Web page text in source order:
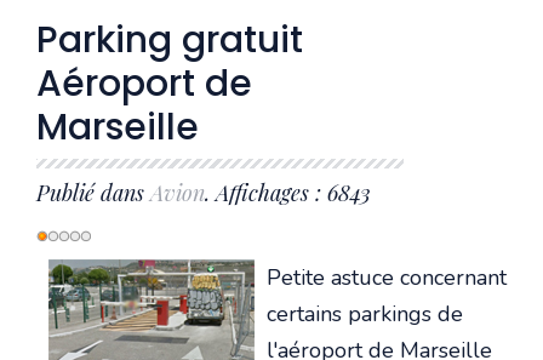
Parking gratuit
Aéroport de
Marseille
Publié dansAvion. Affichages : 6843
Vote
utilisateur:1/5
Petite astuce concernant
certains parkings de
l'aéroport de Marseille